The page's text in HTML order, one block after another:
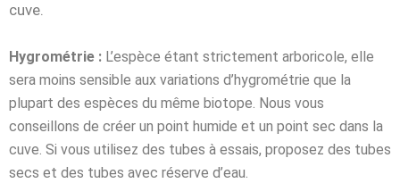
cuve.
Hygrométrie : L’espèce étant strictement arboricole, elle
sera moins sensible aux variations d’hygrométrie que la
plupart des espèces du même biotope. Nous vous
conseillons de créer un point humide et un point sec dans la
cuve. Si vous utilisez des tubes à essais, proposez des tubes
secs et des tubes avec réserve d’eau.